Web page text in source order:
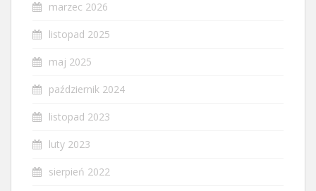
marzec 2026
listopad 2025
maj 2025
październik 2024
listopad 2023
luty 2023
sierpień 2022